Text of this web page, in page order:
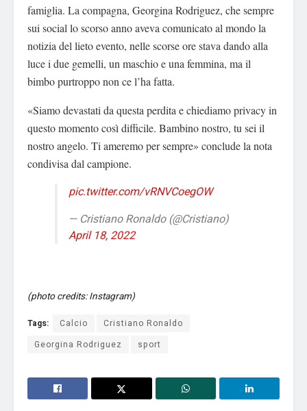
famiglia. La compagna, Georgina Rodriguez, che sempre
sui social lo scorso anno aveva comunicato al mondo la
notizia del lieto evento, nelle scorse ore stava dando alla
luce i due gemelli, un maschio e una femmina, ma il
bimbo purtroppo non ce l’ha fatta.
«Siamo devastati da questa perdita e chiediamo privacy in
questo momento così difficile. Bambino nostro, tu sei il
nostro angelo. Ti ameremo per sempre» conclude la nota
condivisa dal campione.
pic.twitter.com/vRNVCoegOW
— Cristiano Ronaldo (@Cristiano)
April 18, 2022
(photo credits: Instagram)
Tags: Calcio
Cristiano Ronaldo
Georgina Rodriguez
sport